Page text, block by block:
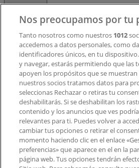
Contacto comercial y de
Tienda mal colocada en el
Notificar un folleto
¿Encontraste un problema en
aplicación?
Índices
Marcas
Nos preocupamos por tu
Tanto nosotros como nuestros 1012
accedemos a datos personales, como
identificadores únicos, en tu
y navegar, estarás permitiendo que las
apoyen los propósitos que se
nuestros socios tratamos datos para
seleccionas Rechazar o retiras tu
deshabilitarás. Si se deshabilitan los
contenido y los anuncios que ves
relevantes para ti. Puedes volver a
cambiar tus opciones o retirar el
momento haciendo clic en el enlace
preferencias» que aparece en el en la
página web. Tus opciones tendrán